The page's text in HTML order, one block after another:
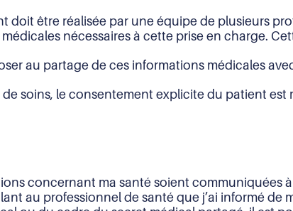
doit être réalisée par une équipe de plusieurs
nécessaires à cette prise en charge.
au partage de ces informations médicales
de soins, le consentement explicite du patient
concernant ma santé soient communiquées
au professionnel de santé que j’ai informé de